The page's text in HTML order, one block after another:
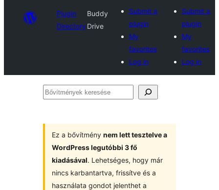
Plugin
Directory
Buddy
Drive
Submit a
plugin
My
favorites
Log in
Submit a
plugin
My
favorites
Log in
Bővítmények
Ez a bővítmény nem lett tesztelve a
WordPress legutóbbi 3 fő
kiadásával. Lehetséges, hogy már
nincs karbantartva, frissítve és a
használata gondot jelenthet a